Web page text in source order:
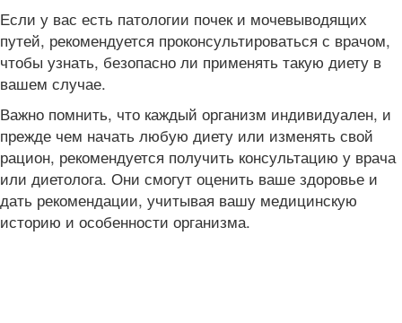
Если у вас есть патологии почек и мочевыводящих
путей, рекомендуется проконсультироваться с врачом,
чтобы узнать, безопасно ли применять такую диету в
вашем случае.
Важно помнить, что каждый организм индивидуален, и
прежде чем начать любую диету или изменять свой
рацион, рекомендуется получить консультацию у врача
или диетолога. Они смогут оценить ваше здоровье и
дать рекомендации, учитывая вашу медицинскую
историю и особенности организма.